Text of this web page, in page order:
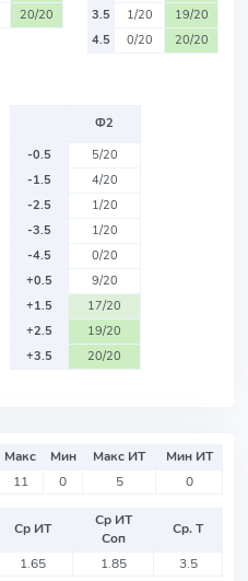
20/20
3.5
1/20
19/20
4.5
0/20 20/20
Ф2
-0.5
5/20
-1.5
4/20
-2.5
1/20
-3.5
1/20
-4.5
0/20
+0.5
9/20
+1.5
17/20
+2.5
19/20
+3.5
20/20
Макс Мин Макс ИТ
Мин ИТ
11 0 5 0
Ср ИТ
Ср ИТ
Соп
Ср. Т
1.65 1.85 3.5